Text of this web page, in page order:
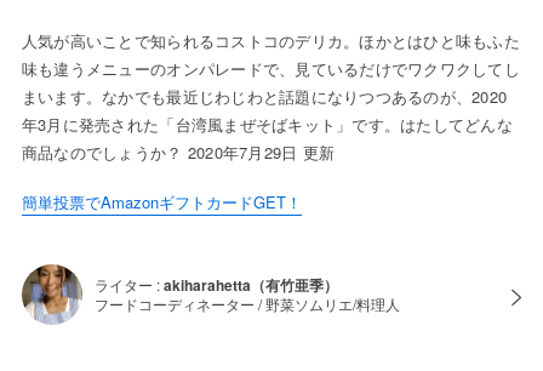
人気が高いことで知られるコストコのデリカ。ほかとはひと味もふた
味も違うメニューのオンパレードで、見ているだけでワクワクしてし
まいます。なかでも最近じわじわと話題になりつつあるのが、2020
年3月に発売された「台湾風まぜそばキット」です。はたしてどんな
商品なのでしょうか？ 2020年7月29日 更新
簡単投票でAmazonギフトカードGET！
ライター :akiharahetta（有竹亜季）
フードコーディネーター / 野菜ソムリエ/料理人